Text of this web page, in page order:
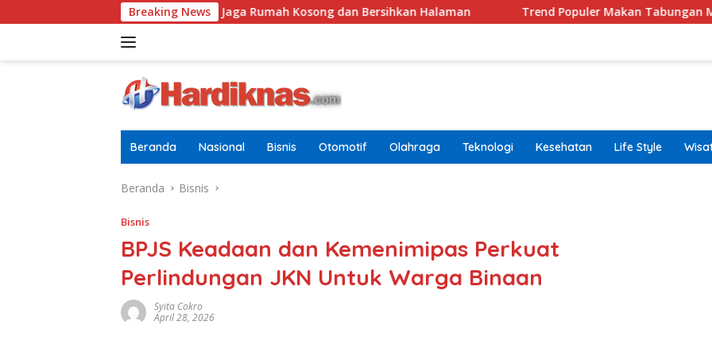
ke
Breaking News
Tugasnya Jaga Rumah Kosong dan Bersihkan Halaman Trend Populer Makan Tabungan Masih Terjadi?
Beranda Nasional Bisnis Otomotif Olahraga Teknologi Kesehatan Life Style
Beranda Bisnis
Bisnis
BPJS Keadaan dan Kemenimipas Perkuat
Perlindungan JKN Untuk Warga Binaan
Syita Cokro
April 28, 2026